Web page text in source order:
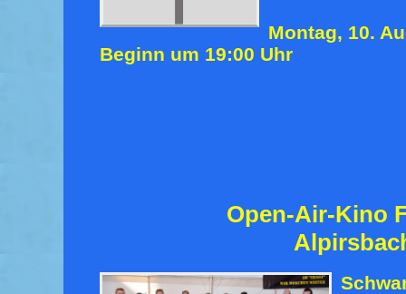
Montag, 10.
Beginn um 19:00 Uhr
Open-Air-Kino